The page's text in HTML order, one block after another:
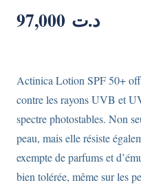
د.ت
Actinica Lotion SPF 50+
contre les rayons UVB et
spectre photostables. Non
peau, mais elle résiste
exempte de parfums et
bien tolérée, même sur les